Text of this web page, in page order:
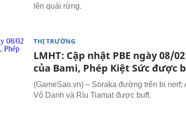
lên quái rừng.
THỊ TRƯỜNG
LMHT: Cập nhật PBE ngày 08/
của Bami, Phép Kiệt Sức được
(GameSao.vn) – Soraka đường trên bị nerf;
Vô Danh và Rìu Tiamat được buff.